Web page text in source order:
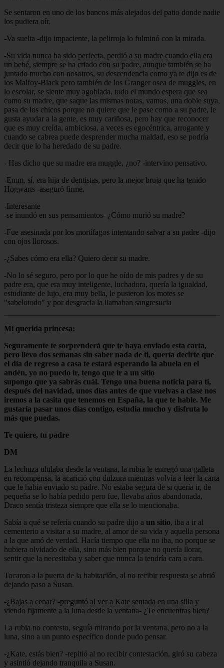
Se sentaron en uno de los bancos más alejados del patio donde nadie
los pudiera oír.
-Va suelta -dijo impaciente, la pelirroja lo fulminó con la mirada.
-Su vida nunca ha sido perfecta, perdió a su madre cuando ella era
un bebé, siempre se ha criado con su padre, aunque también se ha
juntado mucho con nosotros, su descendencia como ya te dijo es de
los Malfoy-Black pero también de los Granger osea de muggles, en
lo escolar, se siente muy agobiada, todo el mundo espera que sea
como su madre, que saque las mismas notas, vamos, una doble suya,
pasa de los chicos porque no quiere que le pase como a su padre, le
gusta ayudar a la gente, es muy cariñosa, pero hay que reconocer
que es muy creída, ambiciosa, a veces es egocéntrica, arrogante y
cuando se cabrea puede desprender mucha maldad, eso se podría
decir que lo ha heredado de su padre.
- Has dicho que su madre era muggle, ¿no? -intervino pensativo.
-Emm, sí, era hija de dentistas, pero la mejor bruja que ha tenido
Hogwarts -aseguró firme.
-Interesante
-se inundó en sus pensamientos- ¿Cómo murió su madre?
-Fue asesinada por los mortífagos intentando salvar a su padre -dijo
con ojos llorosos.
-¿Sabes cómo era ella? Quiero decir su madre.
-No lo sé seguro, pero por lo que he oído de mis padres y de su
padre era, que era muy inteligente, luchadora, quería la igualdad,
estudiante de lujo, era muy bella, le pusieron los motes se
"sabelotodo" y por desgracia la llamaban sangresucia
Mí querida princesa:
Seguramente te sorprenderá que te haya enviado esta carta,
pero llevo dos semanas sin saber nada de ti, quería decirte que
el día de regreso a casa te estará esperando la abuela en el
andén, yo no puedo ir, tengo que ir a un sitio
supongo que ya sabrás cuál. Tengo una buena noticia para ti,
después del navidad, unos días antes de que vuelvas a clase nos
iremos a la casita que tenemos en España, la que te hable. Me
gustaría pasar unos días contigo, estudia mucho y disfruta lo
más que puedas.
Te quiere, tu padre
DM
La lechuza ululaba desde la ventana, la rubia le entregó una galleta
en recompensa, la acarició con dulzura mientras volvía a leer la carta
que le había enviado su padre. No estaba segura de si quería ir, de
pequeña se lo había pedido pero fue, llevaba años abandonada,
Draco sentía tristeza siempre que ella se lo mencionaba.
Sabía a qué se refería cuando su padre dijo a un sitio, iba a ir al
cementerio a visitar a su madre, al amor de su vida y aquella persona
a la que amó de verdad. Hacía tiempo que ella no iba, no porque se
hubiera olvidado de ella, sino más bien porque no quería llorar,
sentir que la necesitaba y saber que nunca la tendría cara a cara.
Tocaron a la puerta de la habitación, al no recibir respuesta se abrió
dejando paso a Susan.
-¿Bajas a cenar? -preguntó al ver a Kate sentada en una silla y
viendo fijamente a la luna desde la ventana- ¿Te encuentras bien?
La rubia no contesto, seguía mirando por la ventana, pero no a la
luna, sino a un punto específico donde pudo pensar.
-¿Kate, estás bien? -repitió al no recibir contestación, giró su cabeza
y asintió dejando tranquila a Susan.